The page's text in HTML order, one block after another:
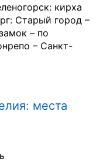
кирха
Старый город –
– по
– Санкт-
места